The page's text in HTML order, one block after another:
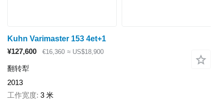
Kuhn Varimaster 153 4et+1
¥127,600
€16,360 ≈ US$18,900
翻转犁
2013
工作宽度 3 米